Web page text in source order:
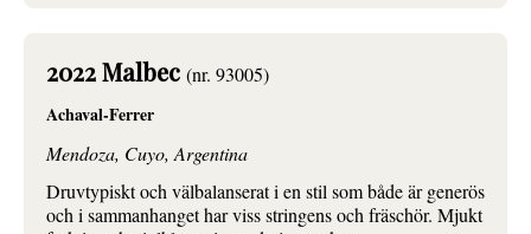
2022 Malbec (nr. 93005)
Achaval-Ferrer
Mendoza, Cuyo, Argentina
Druvtypiskt och välbalanserat i en stil som både är generös
och i sammanhanget har viss stringens och fräschör. Mjukt